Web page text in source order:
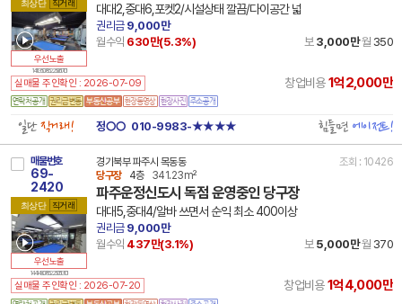
최상단 직거래
우선노출
14 11350 7852 250617 101
대대2,중대6,포켓2/시설상태 깔끔/다이공간 넓
권리금9,000만
월수익 630만(5.3%) 보 3,000만 월 350
실매물 주인확인 : 2026-07-09 창업비용1억2,000만
일단직거래! 정○○ 010-9983-★★★★ 힘들면에이전트!
매물번호
69-
2420
최상단 직거래
우선노출
14 41480 7852 250513 101
경기북부 파주시 목동동
조회 : 10426
당구장
4층 341.23m²
파주운정신도시 독점 운영중인 당구장
대대5,중대4/알바 쓰면서 순익 최소 400이상
권리금9,000만
월수익 437만(3.1%) 보5,000만 월 370
실매물 주인확인 : 2026-07-20 창업비용1억4,000만